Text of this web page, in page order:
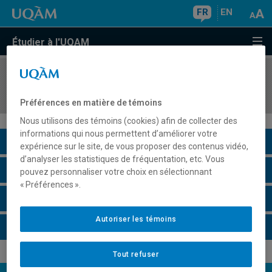
FR EN
Étudier à l'UQAM
COURS//
Description du cours
Horaire - Été 2026
Préférences en matière de témoins
Nous utilisons des témoins (cookies) afin de collecter des
informations qui nous permettent d’améliorer votre
expérience sur le site, de vous proposer des contenus vidéo,
d’analyser les statistiques de fréquentation, etc. Vous
pouvez personnaliser votre choix en sélectionnant
« Préférences ».
Tout refuser
Autoriser les témoins